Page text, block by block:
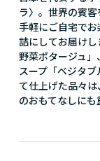
ラ〉。世界の賓
手軽にご自宅で
詰にしてお届け
野菜ポタージュ
スープ「ベジタ
て仕上げた品々
のおもてなしにも